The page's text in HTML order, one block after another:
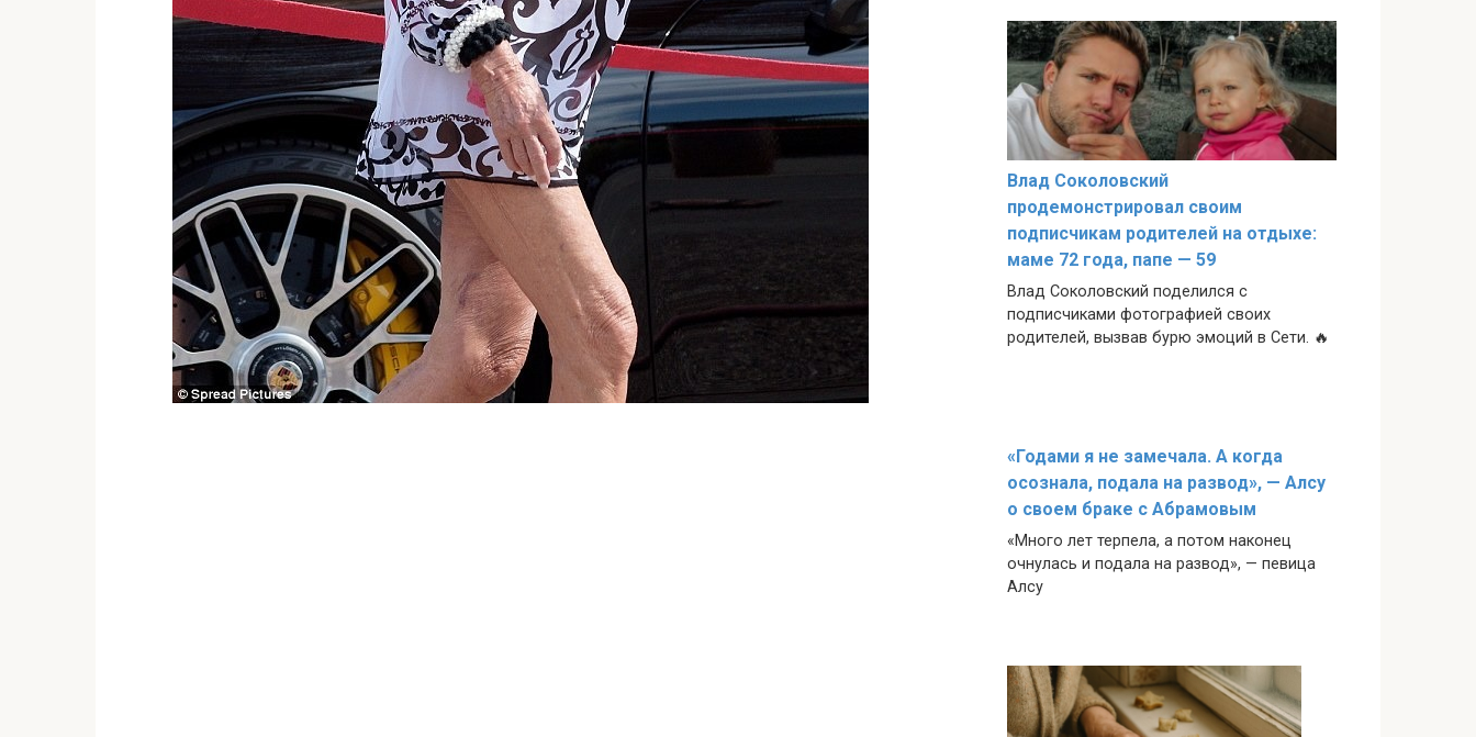
Влад Соколовский
продемонстрировал своим
подписчикам родителей на отдыхе:
маме 72 года, папе — 59
Влад Соколовский поделился с
подписчиками фотографией своих
родителей, вызвав бурю эмоций в Сети. 🔥
«Годами я не замечала. А когда
осознала, подала на развод», — Алсу
о своем браке с Абрамовым
«Много лет терпела, а потом наконец
очнулась и подала на развод», — певица
Алсу